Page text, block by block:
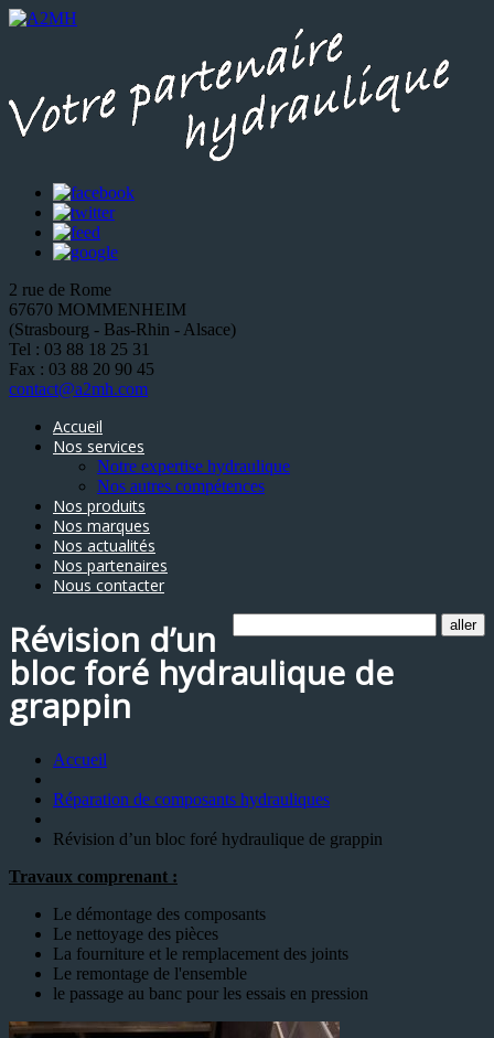
2 rue de Rome
67670 MOMMENHEIM
(Strasbourg - Bas-Rhin - Alsace)
Tel : 03 88 18 25 31
Fax : 03 88 20 90 45
contact@a2mh.com
Accueil
Nos services
Notre expertise hydraulique
Nos autres compétences
Nos produits
Nos marques
Nos actualités
Nos partenaires
Nous contacter
Révision d’un
bloc foré hydraulique de
grappin
Accueil
Réparation de composants hydrauliques
Révision d’un bloc foré hydraulique de grappin
Travaux comprenant :
Le démontage des composants
Le nettoyage des pièces
La fourniture et le remplacement des joints
Le remontage de l'ensemble
le passage au banc pour les essais en pression